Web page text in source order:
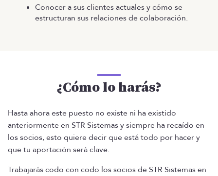
Conocer a sus clientes actuales y cómo se
estructuran sus relaciones de colaboración.
¿Cómo lo harás?
Hasta ahora este puesto no existe ni ha existido
anteriormente en STR Sistemas y siempre ha recaído en
los socios, esto quiere decir que está todo por hacer y
que tu aportación será clave.
Trabajarás codo con codo los socios de STR Sistemas en